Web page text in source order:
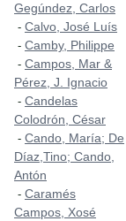
Gegúndez, Carlos
- Calvo, José Luís
- Camby, Philippe
- Campos, Mar &
Pérez, J. Ignacio
- Candelas
Colodrón, César
- Cando, María; De
Díaz,Tino; Cando,
Antón
- Caramés
Campos, Xosé